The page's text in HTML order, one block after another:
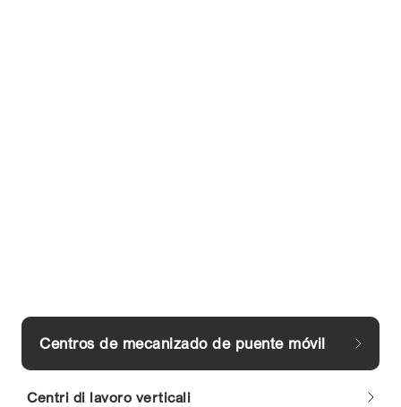
Centros de mecanizado de puente móvil
Centri di lavoro verticali